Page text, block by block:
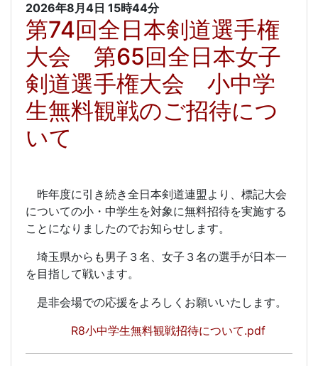
2026年8月4日 15時44分
第74回全日本剣道選手権
大会 第65回全日本女子
剣道選手権大会 小中学
生無料観戦のご招待につ
いて
昨年度に引き続き全日本剣道連盟より、標記大会
についての小・中学生を対象に無料招待を実施する
ことになりましたのでお知らせします。
埼玉県からも男子３名、女子３名の選手が日本一
を目指して戦います。
是非会場での応援をよろしくお願いいたします。
R8小中学生無料観戦招待について.pdf